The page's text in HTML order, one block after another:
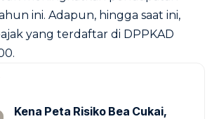
ini. Adapun, hingga saat ini,
yang terdaftar di DPPKAD
Kena Peta Risiko Bea Cukai,